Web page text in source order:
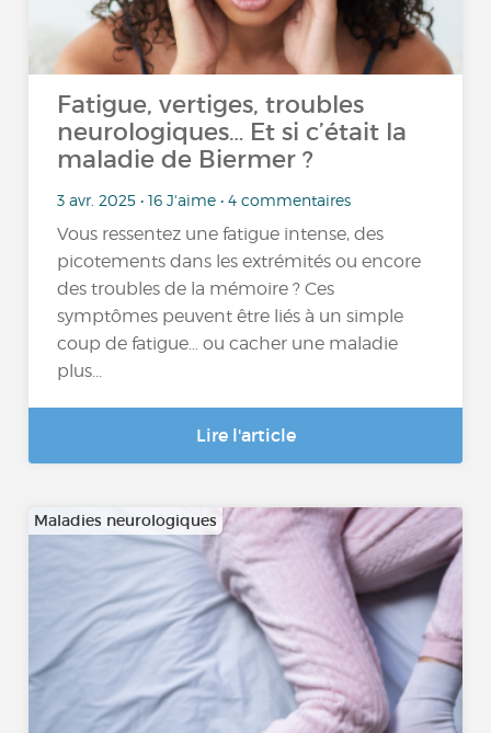
Fatigue, vertiges, troubles
neurologiques… Et si c’était la
maladie de Biermer ?
3 avr. 2025 • 16 J'aime • 4 commentaires
Vous ressentez une fatigue intense, des
picotements dans les extrémités ou encore
des troubles de la mémoire ? Ces
symptômes peuvent être liés à un simple
coup de fatigue… ou cacher une maladie
plus...
Lire l'article
Maladies neurologiques